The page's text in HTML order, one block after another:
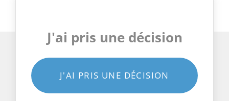
J'ai pris une décision
J'AI PRIS UNE DÉCISION